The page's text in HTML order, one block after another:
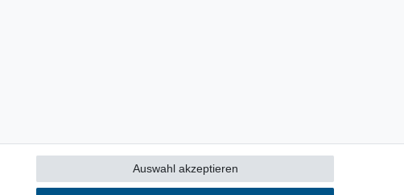
Auswahl akzeptieren